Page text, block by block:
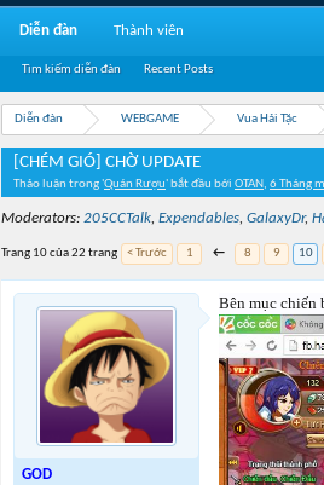
Diễn đàn WEBGAME Vua Hải Tặc
[CHÉM GIÓ] CHỜ UPDATE
Thảo luận trong 'Quán Rượu' bắt đầu bởi OTAN, 6 Tháng
Moderators: 205CCTalk, Expendables, GalaxyDr,
Trang 10 của 22 trang < Trước 1 ← 8 9 10
GOD
Bên mục chiến
Diễn đàn
Tìm kiếm diễn đàn Recent Posts
Thành viên